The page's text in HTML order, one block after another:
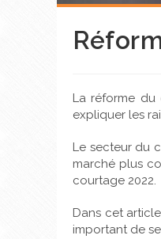
La réforme du
expliquer les
Le secteur du
marché plus
courtage 2022.
Dans cet
important de